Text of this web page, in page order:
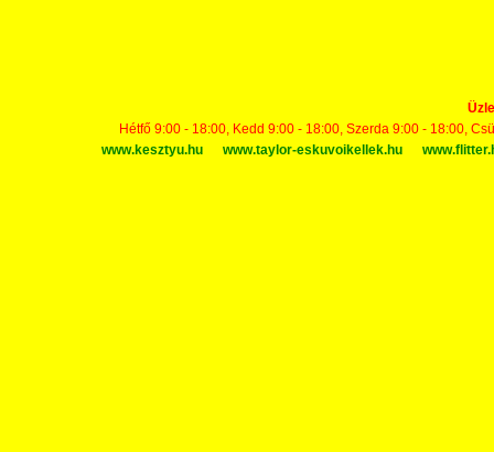
Hétfő 9:00 - 18:00, Kedd 9:00 - 18:00, Szerda 9:00 - 18:00,
www.kesztyu.hu
www.taylor-eskuvoikellek.hu